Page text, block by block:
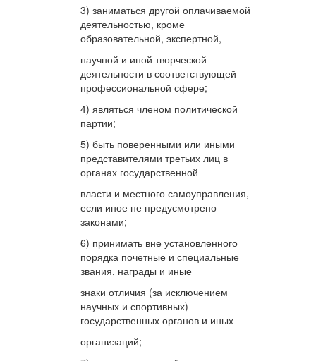
3) заниматься другой оплачиваемой
деятельностью, кроме
образовательной, экспертной,
научной и иной творческой
деятельности в соответствующей
профессиональной сфере;
4) являться членом политической
партии;
5) быть поверенными или иными
представителями третьих лиц в
органах государственной
власти и местного самоуправления,
если иное не предусмотрено
законами;
6) принимать вне установленного
порядка почетные и специальные
звания, награды и иные
знаки отличия (за исключением
научных и спортивных)
государственных органов и иных
организаций;